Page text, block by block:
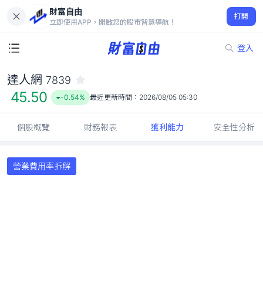
財富自由
立即使用APP，開啟您的股市智慧導航！
打開
登入
45.50
-0.54%
達人網 7839
45.50 -0.54% 最近更新時間： 2026/08/05 05:30
個股概覽 財務報表 獲利能力 安全性分析
營業費用率拆解